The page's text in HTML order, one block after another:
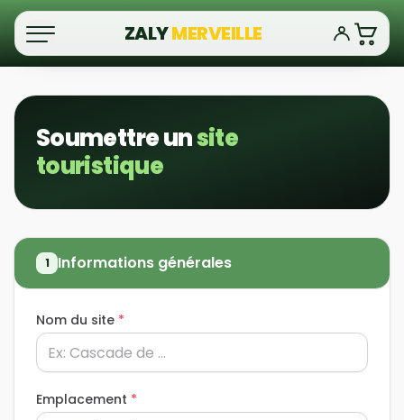
ZALYMERVEILLE
Soumettre unsite
touristique
1 Informations générales
Nom du site *
Emplacement *